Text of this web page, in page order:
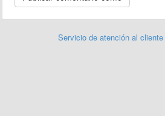
Servicio de atención al cliente